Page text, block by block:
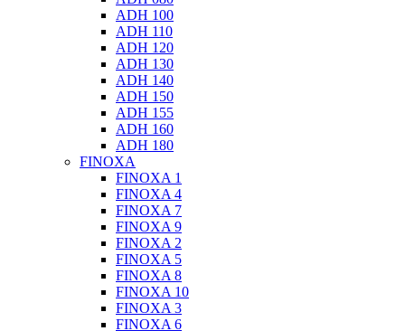
ADH 100
ADH 110
ADH 120
ADH 130
ADH 140
ADH 150
ADH 155
ADH 160
ADH 180
FINOXA
FINOXA 1
FINOXA 4
FINOXA 7
FINOXA 9
FINOXA 2
FINOXA 5
FINOXA 8
FINOXA 10
FINOXA 3
FINOXA 6